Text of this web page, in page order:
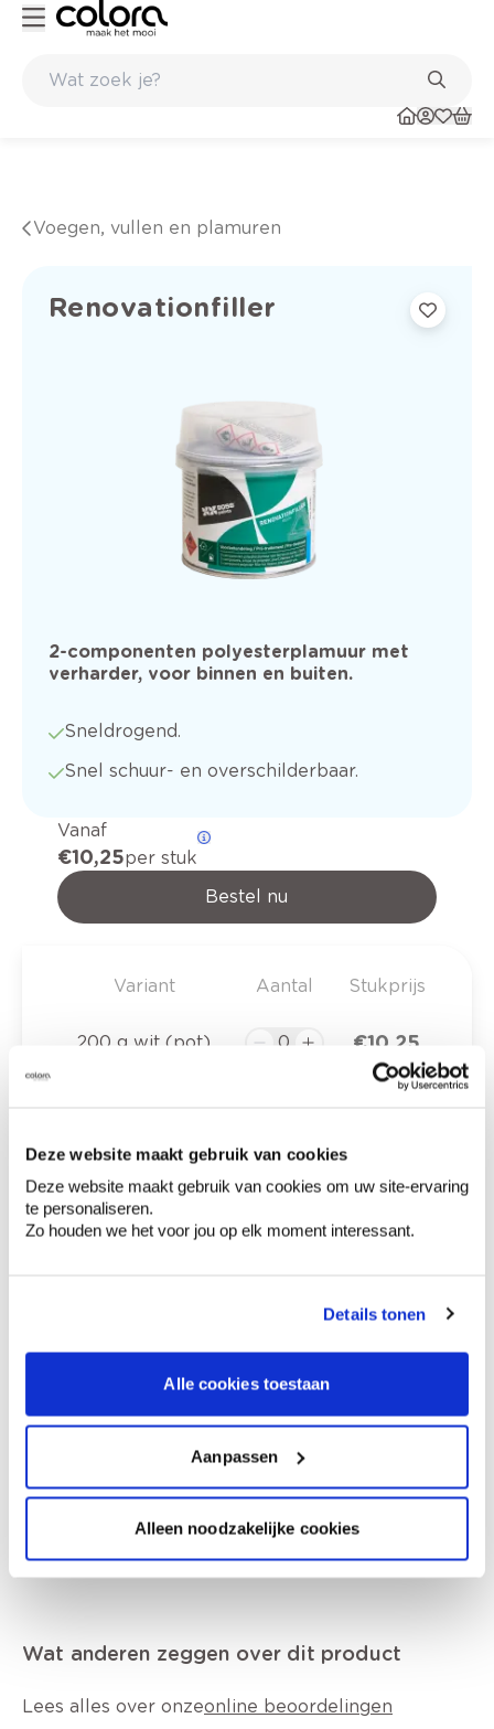
Deze website maakt gebruik van cookies
Deze website maakt gebruik van cookies om uw site-ervaring
te personaliseren.
Zo houden we het voor jou op elk moment interessant.
Details tonen
Alle cookies toestaan
Aanpassen
Alleen noodzakelijke cookies
Voegen, vullen en plamuren
Renovationfiller
2-componenten polyesterplamuur met
verharder, voor binnen en buiten.
Sneldrogend.
Snel schuur- en overschilderbaar.
Vanaf
€ 10,25per stuk
Bestel nu
Variant Aantal Stukprijs
200 g wit (pot) € 10,25
Totaalprijs € 0,00
Voeg toe aan winkelmandje
Bezorgopties
Productomschrijving
Wat anderen zeggen over dit product
Lees alles over onzeonline beoordelingen